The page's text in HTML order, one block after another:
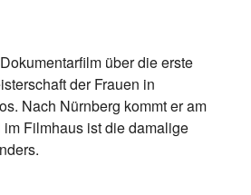
über die erste
der Frauen in
Nach Nürnberg kommt er am
im Filmhaus ist die damalige